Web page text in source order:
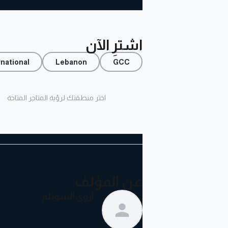
اشترِ الآن
GCC
Lebanon
اختر منطقتك لرؤية المتاجر المتاحة